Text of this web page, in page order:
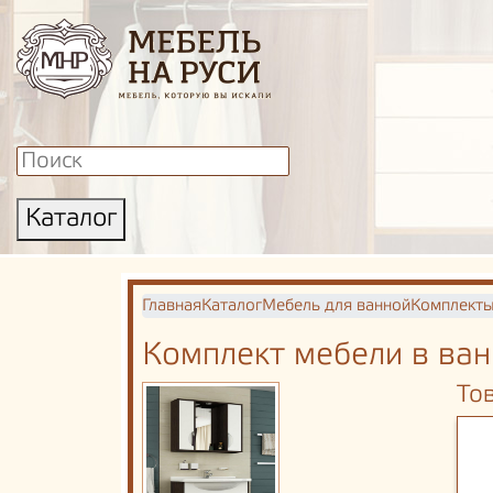
Каталог
ГлавнаяКаталогМебель для ванной
Комплект мебели в